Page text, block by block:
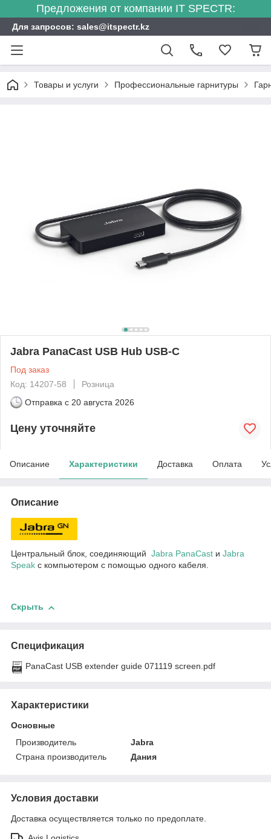
Предложения от компании IT SPECTR:
Для запросов: sales@itspectr.kz
Товары и услуги Профессиональные гарнитуры
Jabra PanaCast USB Hub USB-C
Под заказ
Код: 14207-58
Розница
Отправка с 20 августа 2026
Цену уточняйте
Описание Характеристики Доставка Оплата
Описание
Центральный блок, соединяющий Jabra PanaCast и Jabra
Speak с компьютером с помощью одного кабеля.
Скрыть
Спецификация
PanaCast USB extender guide 071119 screen.pdf
Характеристики
Основные
Производитель
Jabra
Страна производитель
Дания
Условия доставки
Доставка осуществляется только по предоплате.